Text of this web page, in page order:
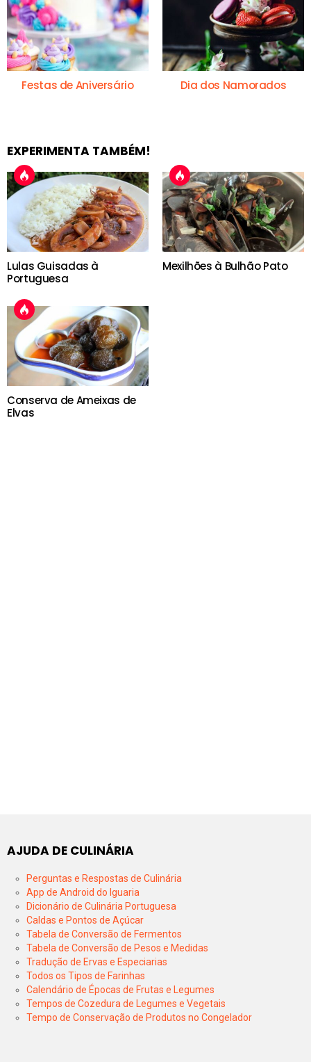
Festas de Aniversário Dia dos Namorados
EXPERIMENTA TAMBÉM!
Lulas Guisadas à
Portuguesa
Mexilhões à Bulhão Pato
Conserva de Ameixas de
Elvas
AJUDA DE CULINÁRIA
Perguntas e Respostas de Culinária
App de Android do Iguaria
Dicionário de Culinária Portuguesa
Caldas e Pontos de Açúcar
Tabela de Conversão de Fermentos
Tabela de Conversão de Pesos e Medidas
Tradução de Ervas e Especiarias
Todos os Tipos de Farinhas
Calendário de Épocas de Frutas e Legumes
Tempos de Cozedura de Legumes e Vegetais
Tempo de Conservação de Produtos no Congelador